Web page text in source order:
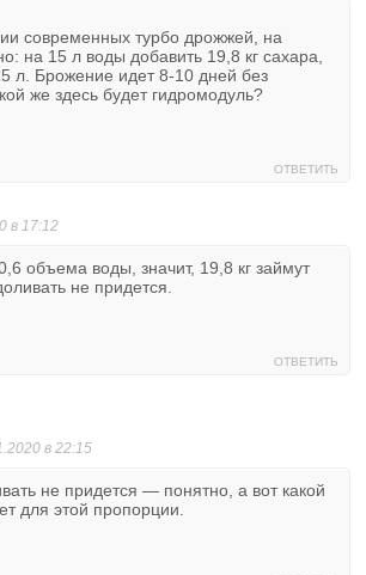
современных турбо дрожжей, на
на 15 л воды добавить 19,8 кг сахара,
л. Брожение идет 8-10 дней без
же здесь будет гидромодуль?
ОТВЕТИТЬ
в 17:12
объема воды, значит, 19,8 кг займут
не придется.
ОТВЕТИТЬ
в 22:15
не придется — понятно, а вот какой
для этой пропорции.